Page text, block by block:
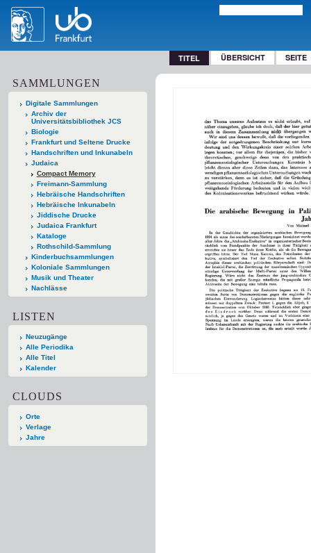
TITEL ÜBERSICHT SEITE
SAMMLUNGEN
Digitale Sammlungen
Archiv der
Universitätsbibliothek JCS
Biologie
Frankfurt und Seltene Drucke
Handschriften und Inkunabeln
Judaica
Compact Memory
Freimann-Sammlung
Hebräische Handschriften
Hebräische Inkunabeln
Jiddische Drucke
Judaica Frankfurt
Kataloge
Rothschild-Sammlung
Kinderbuchsammlungen
Koloniale Sammlungen
Musik und Theater
Nachlässe
LISTEN
Neuzugänge
Alle Periodika
Alle Titel
Kalender
CLOUDS
Orte
Verlage
Jahre